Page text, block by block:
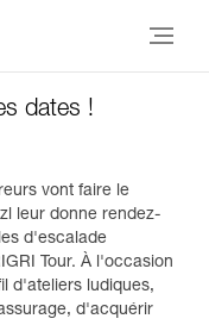
dates !
vont faire le
leur donne rendez-
d'escalade
Tour. À l'occasion
d'ateliers ludiques,
d'acquérir